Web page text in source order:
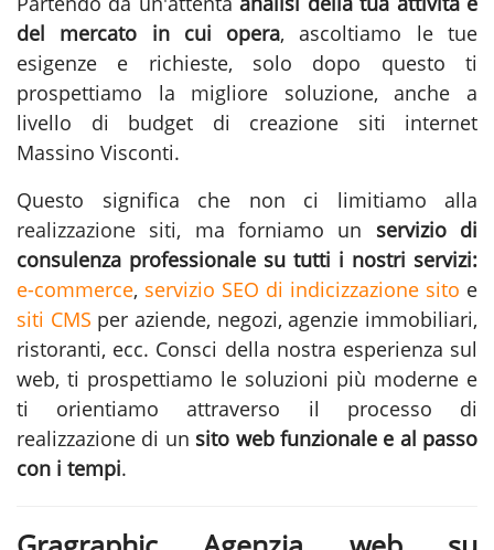
del mercato in cui opera, ascoltiamo le tue
esigenze e richieste, solo dopo questo ti
prospettiamo la migliore soluzione, anche a
livello di budget di creazione siti internet
Massino Visconti.
Questo significa che non ci limitiamo alla
realizzazione siti, ma forniamo un servizio di
consulenza professionale su tutti i nostri servizi:
e-commerce, servizio SEO di indicizzazione sito e
siti CMS per aziende, negozi, agenzie immobiliari,
ristoranti, ecc. Consci della nostra esperienza sul
web, ti prospettiamo le soluzioni più moderne e
ti orientiamo attraverso il processo di
realizzazione di un sito web funzionale e al passo
con i tempi.